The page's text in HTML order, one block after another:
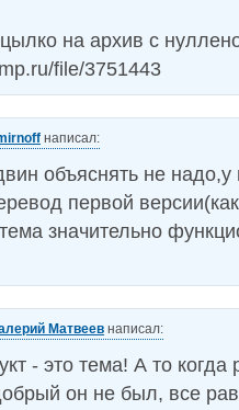
на архив с
file/3751443
написал:
объяснять не надо,у
первой
значительно
Матвеев написал:
- это тема! А то когда
он не был, все